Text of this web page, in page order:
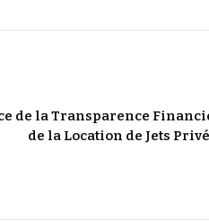
de la Transparence
de la Location de Jets